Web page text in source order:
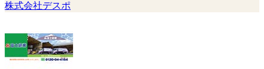
株式会社デスポ